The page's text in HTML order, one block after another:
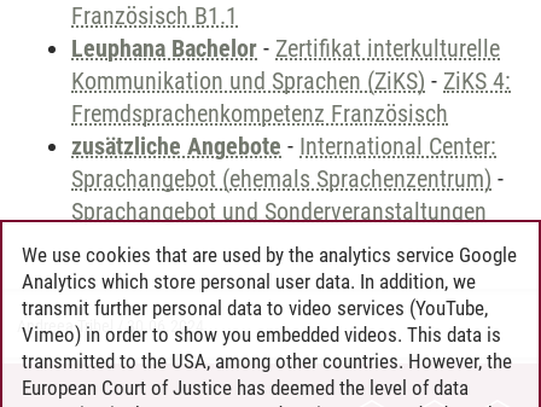
Französisch B1.1
Leuphana Bachelor - Zertifikat interkulturelle
Kommunikation und Sprachen (ZiKS) - ZiKS 4:
Fremdsprachenkompetenz Französisch
zusätzliche Angebote - International Center:
Sprachangebot (ehemals Sprachenzentrum) -
Sprachangebot und Sonderveranstaltungen
Andreea Tribel 30.06.2024
We use cookies that are used by the analytics service Google
Analytics which store personal user data. In addition, we
transmit further personal data to video services (YouTube,
Vimeo) in order to show you embedded videos. This data is
transmitted to the USA, among other countries. However, the
European Court of Justice has deemed the level of data